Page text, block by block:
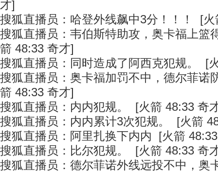
才]
搜狐直播员：哈登外线飙中3分！！！ [
搜狐直播员：韦伯斯特助攻，奥卡福上篮
箭 48:33 奇才]
搜狐直播员：同时造成了阿西克犯规。 [
搜狐直播员：奥卡福加罚不中，德尔菲诺
箭 48:33 奇才]
搜狐直播员：内内犯规。 [火箭 48:33 奇
搜狐直播员：内内累计3次犯规。 [火箭
搜狐直播员：阿里扎换下内内 [火箭
搜狐直播员：比尔犯规。 [火箭 48:33 奇
搜狐直播员：德尔菲诺外线远投不中，奥